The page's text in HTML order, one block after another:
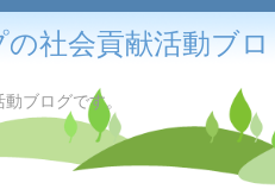
社会貢献活動ブロ
ブログです。